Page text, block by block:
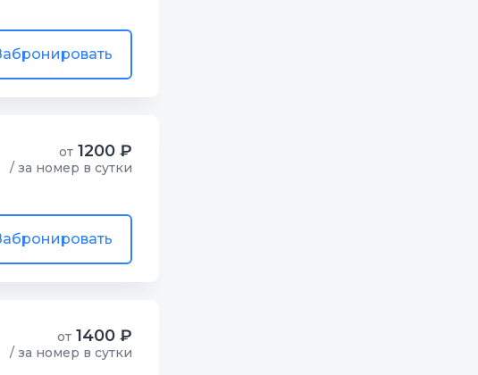
от 1200 ₽
/ за номер в сутки
от 1400 ₽
/ за номер в сутки